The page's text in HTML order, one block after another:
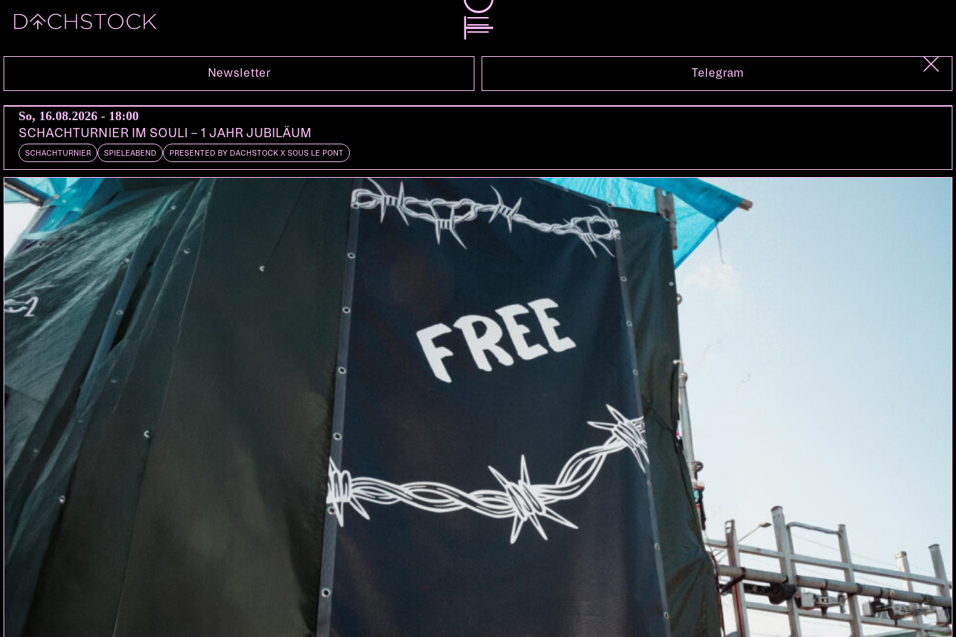
NO | Kaizerecords, Petroleum Records
Newsletter Telegram
So, 16.08.2026 - 18:00
SCHACHTURNIER IM SOULI – 1 JAHR JUBILÄUM
SCHACHTURNIER SPIELEABEND PRESENTED BY DACHSTOCK X SOUS LE PONT